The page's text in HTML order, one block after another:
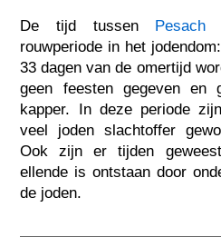
De tijd tussen Pesach
rouwperiode in het
33 dagen van de omertijd
geen feesten gegeven en
kapper. In deze periode
veel joden slachtoffer
Ook zijn er tijden
ellende is ontstaan door
de joden.